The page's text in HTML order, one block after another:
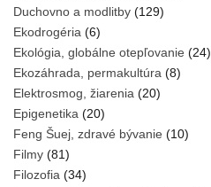
Duchovno a modlitby (129)
Ekodrogéria (6)
Ekológia, globálne otepľovanie (24)
Ekozáhrada, permakultúra (8)
Elektrosmog, žiarenia (20)
Epigenetika (20)
Feng Šuej, zdravé bývanie (10)
Filmy (81)
Filozofia (34)